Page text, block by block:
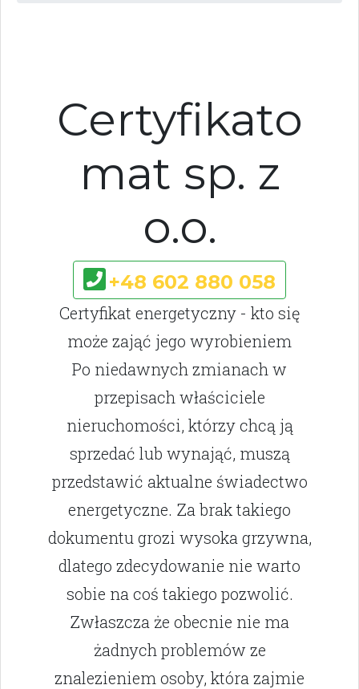
Certyfikato
mat sp. z
o.o.
+48 602 880 058
Certyfikat energetyczny - kto się
może zająć jego wyrobieniem
Po niedawnych zmianach w
przepisach właściciele
nieruchomości, którzy chcą ją
sprzedać lub wynająć, muszą
przedstawić aktualne świadectwo
energetyczne. Za brak takiego
dokumentu grozi wysoka grzywna,
dlatego zdecydowanie nie warto
sobie na coś takiego pozwolić.
Zwłaszcza że obecnie nie ma
żadnych problemów ze
znalezieniem osoby, która zajmie